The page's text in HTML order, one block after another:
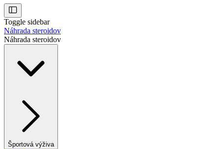
Toggle sidebar
Náhrada steroidov
Náhrada steroidov
Športová výživa